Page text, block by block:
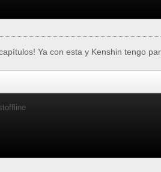
Ya con esta y Kenshin tengo